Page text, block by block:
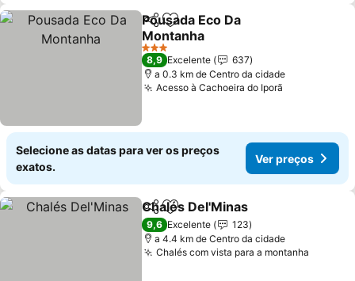
PartilharAdicionar aos favoritos
Pousada Eco Da
Montanha
Ver preços
3 Estrelas
8,9 Excelente
637
a 0.3 km de Centro da cidade
Acesso à Cachoeira do Iporã
Selecione as datas para ver os preços
exatos.
Ver preços
PartilharAdicionar aos favoritos
Chalés Del'Minas
9,6 Excelente
123
a 4.4 km de Centro da cidade
Chalés com vista para a montanha